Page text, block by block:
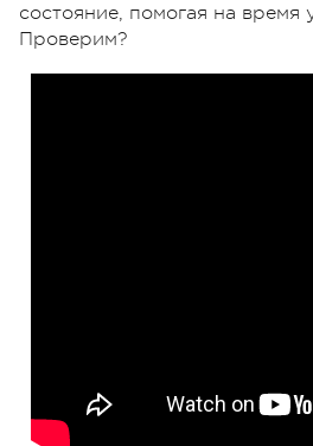
состояние, помогая на время
Проверим?